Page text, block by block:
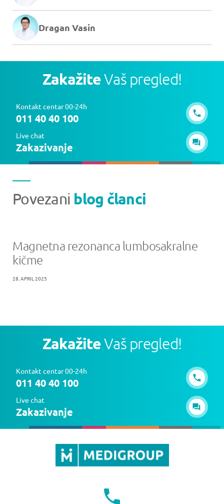
Dragan Vasin
ZakažiteVaš pregled!
Kontakt centar 00-24h
011 40 40 100
Live chat
Zakazivanje
Povezani blog članci
Magnetna rezonanca lumbosakralne
kičme
28. APRIL 2025
ZakažiteVaš pregled!
Kontakt centar 00-24h
011 40 40 100
Live chat
Zakazivanje